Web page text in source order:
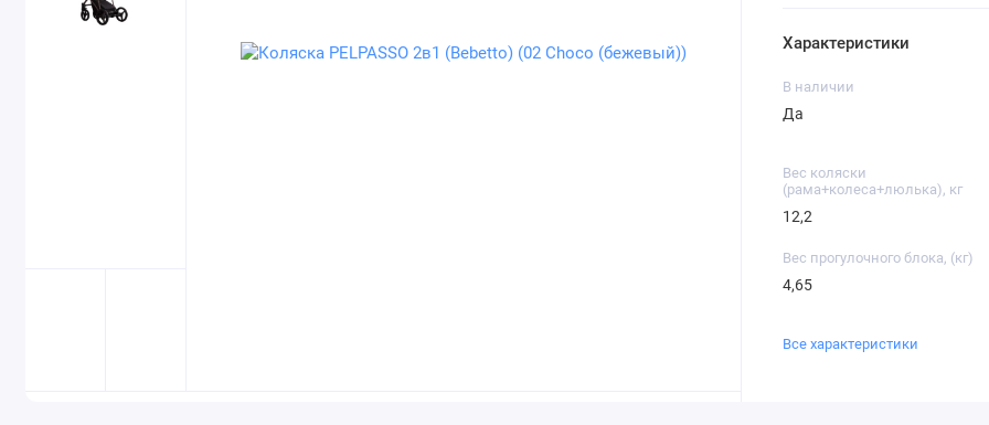
Характеристики
В наличии
Да
Вес коляски
(рама+колеса+люлька), кг
12,2
Вес прогулочного блока, (кг)
4,65
Все характеристики